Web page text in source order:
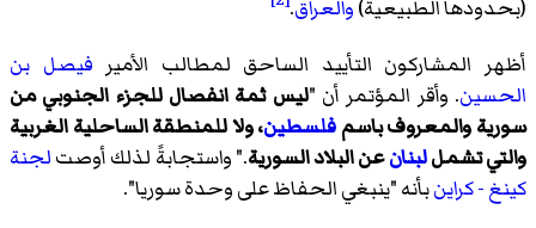
(بحدودها الطبيعية)والعراق.
أظهر المشاركون التأييد الساحق لمطالب الأمير فيصل بن
الحسين. وأقر المؤتمر أن "ليس ثمة انفصال للجزء الجنوبي من
سورية والمعروف باسمفلسطين، ولا للمنطقة الساحلية الغربية
والتي تشمللبنانعن البلاد السورية." واستجابةً لذلك أوصتلجنة
كينغ - كراينبأنه "ينبغي الحفاظ على وحدة سوريا".